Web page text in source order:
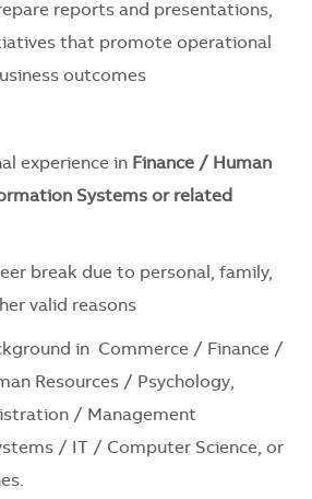
reports and presentations,
that promote operational
outcomes
experience in Finance / Human
Systems or related
break due to personal, family,
valid reasons
in Commerce / Finance /
Resources / Psychology,
/ Management
/ IT / Computer Science, or